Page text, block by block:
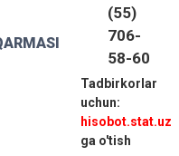
(55)
706-
58-60
Tadbirkorlar
uchun:
hisobot.stat.uz
ga o'tish